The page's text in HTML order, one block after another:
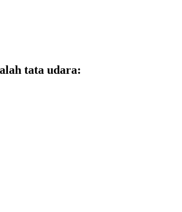
tata udara: